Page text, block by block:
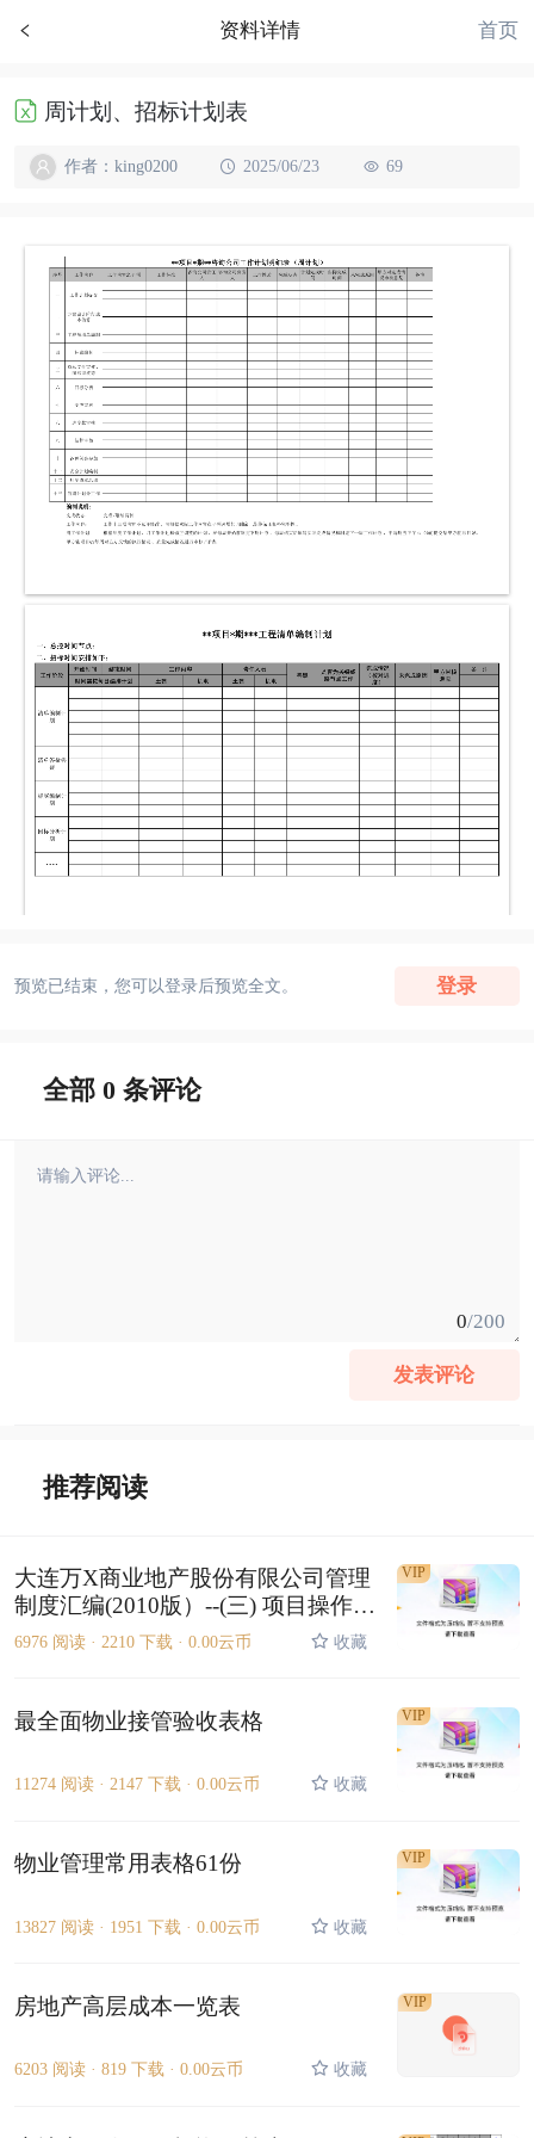
资料详情 首页
周计划、招标计划表
作者：king0200 2025/06/23 69
预览已结束，您可以登录后预览全文。 登录
全部 0 条评论
0/200
发表评论
推荐阅读
大连万X商业地产股份有限公司管理
制度汇编(2010版）--(三) 项目操作指
引手册280P
6976 阅读 · 2210 下载 · 0.00云币 收藏
VIP
最全面物业接管验收表格
11274 阅读 · 2147 下载 · 0.00云币 收藏
VIP
物业管理常用表格61份
13827 阅读 · 1951 下载 · 0.00云币 收藏
VIP
房地产高层成本一览表
6203 阅读 · 819 下载 · 0.00云币 收藏
VIP